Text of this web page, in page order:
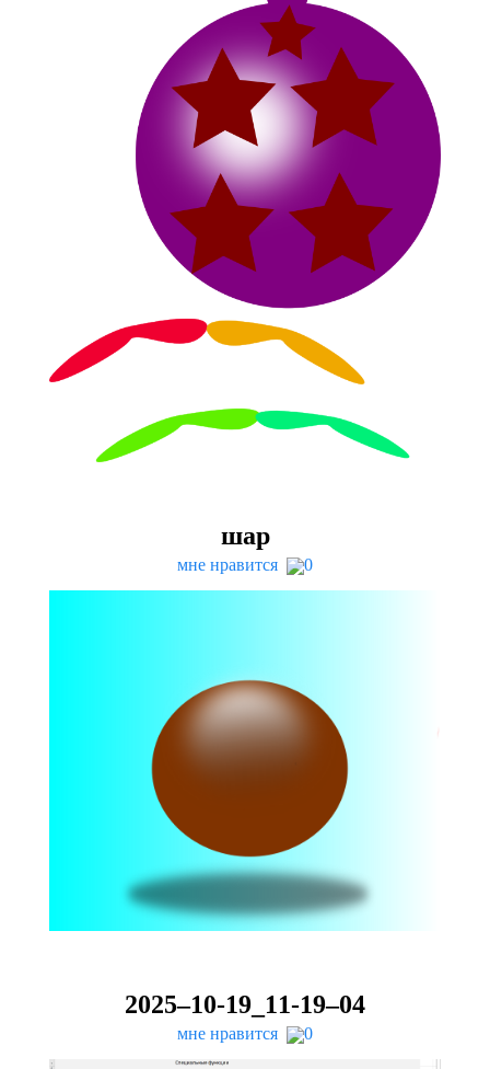
шар
мне нравится 0
2025–10-19 11-19–04
мне нравится 0